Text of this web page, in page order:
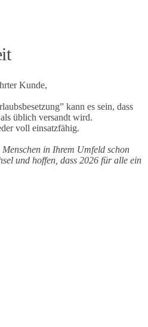
Kunde,
kann es sein, dass
üblich versandt wird.
voll einsatzfähig.
in Ihrem Umfeld schon
und hoffen, dass 2026 für alle ein